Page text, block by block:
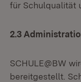
für Schulqualität
2.3
SCHULE@BW
bereitgestellt.